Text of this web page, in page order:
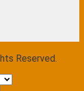
Reserved.